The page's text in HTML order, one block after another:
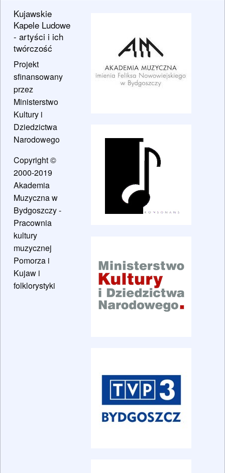
Kujawskie
Kapele Ludowe
- artyści i ich
twórczość
Projekt
sfinansowany
przez
Ministerstwo
Kultury i
Dziedzictwa
Narodowego
Copyright ©
2000-2019
Akademia
Muzyczna w
Bydgoszczy -
Pracownia
kultury
muzycznej
Pomorza i
Kujaw i
folklorystyki